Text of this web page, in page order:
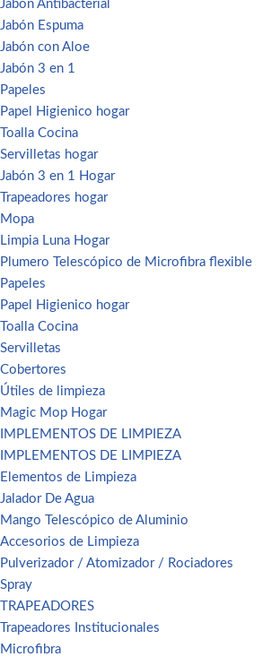
Jabón Antibacterial
Jabón Espuma
Jabón con Aloe
Jabón 3 en 1
Papeles
Papel Higienico hogar
Toalla Cocina
Servilletas hogar
Jabón 3 en 1 Hogar
Trapeadores hogar
Mopa
Limpia Luna Hogar
Plumero Telescópico de Microfibra flexible
Papeles
Papel Higienico hogar
Toalla Cocina
Servilletas
Cobertores
Útiles de limpieza
Magic Mop Hogar
IMPLEMENTOS DE LIMPIEZA
IMPLEMENTOS DE LIMPIEZA
Elementos de Limpieza
Jalador De Agua
Mango Telescópico de Aluminio
Accesorios de Limpieza
Pulverizador / Atomizador / Rociadores
Spray
TRAPEADORES
Trapeadores Institucionales
Microfibra
Facebook
Email
linkedin
WhatsApp